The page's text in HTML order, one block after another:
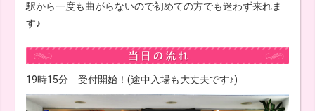
駅から一度も曲がらないので初めての方でも迷わず来れま
す♪
19時15分 受付開始！(途中入場も大丈夫です♪)